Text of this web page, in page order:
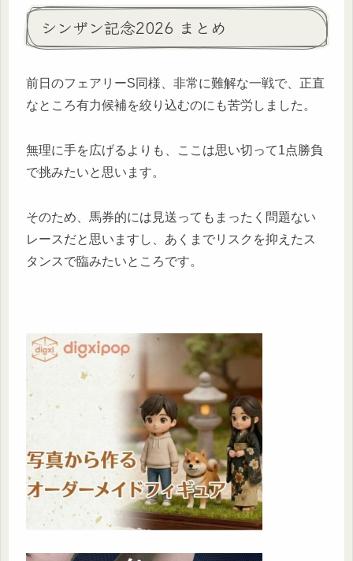
シンザン記念2026 まとめ
前日のフェアリーS同様、非常に難解な一戦で、正直
なところ有力候補を絞り込むのにも苦労しました。
無理に手を広げるよりも、ここは思い切って1点勝負
で挑みたいと思います。
そのため、馬券的には見送ってもまったく問題ない
レースだと思いますし、あくまでリスクを抑えたス
タンスで臨みたいところです。